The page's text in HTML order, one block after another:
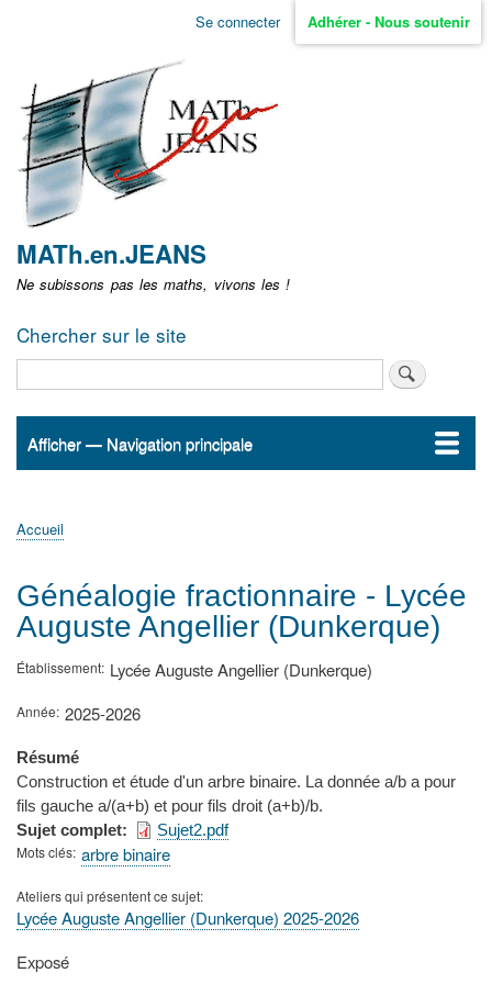
Aller
non
identifié
Se connecter Adhérer - Nous soutenir
MATh.en.JEANS
Ne subissons pas les maths, vivons les !
Chercher sur le site
Navigation
Afficher — Navigation principale
Accueil
ActualitésMATh.en.JEANS ?
Régions et Ateliers
Créer, gérer un atelier
Sujets/Publications
Congrès
d'Ariane
Accueil
Généalogie fractionnaire - Lycée
Auguste Angellier (Dunkerque)
Établissement Lycée Auguste Angellier (Dunkerque)
Année 2025-2026
Résumé
Construction et étude d'un arbre binaire. La donnée a/b a pour
fils gauche a/(a+b) et pour fils droit (a+b)/b.
Sujet complet
Sujet2.pdf
Mots clés arbre binaire
Ateliers qui présentent ce sujet
Lycée Auguste Angellier (Dunkerque) 2025-2026
Type
Exposé